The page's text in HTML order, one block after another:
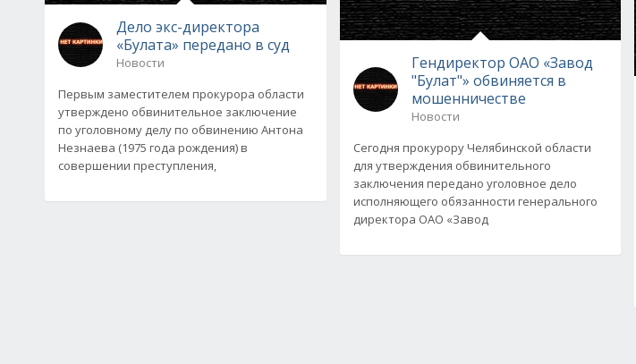
Дело экс-директора
«Булата» передано в суд
Новости
Первым заместителем прокурора области
утверждено обвинительное заключение
по уголовному делу по обвинению Антона
Незнаева (1975 года рождения) в
совершении преступления,
Гендиректор ОАО «Завод
"Булат"» обвиняется в
мошенничестве
Новости
Сегодня прокурору Челябинской области
для утверждения обвинительного
заключения передано уголовное дело
исполняющего обязанности генерального
директора ОАО «Завод